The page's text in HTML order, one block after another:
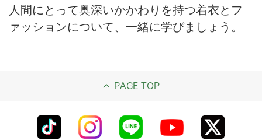
人間にとって奥深いかかわりを持つ着衣とフ
ァッションについて、一緒に学びましょう。
PAGE TOP